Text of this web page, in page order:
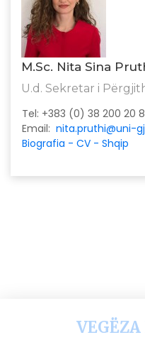
M.Sc. Nita Sina
U.d. Sekretar i
Tel: +383 (0) 38 200 20
Email: nita.pruthi@uni-
Biografia - CV - Shqip